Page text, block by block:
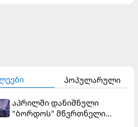
პოპულარული
აპრილში დანიშნული
"ბორდოს" მწვრთნელი